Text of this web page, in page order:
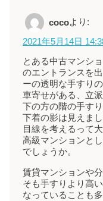
cocoより:
2021年5月14日
とある中古マンシ
のエントランスを
ーの透明な手すり
車寄せがある、立
下の方の階の手す
下着の影は見えまし
目線を考えるって
高級マンションと
でしょうか。
賃貸マンションや
そも手すりより高
なっていることも